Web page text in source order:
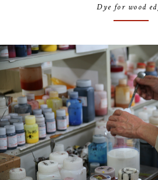
Dye for wood